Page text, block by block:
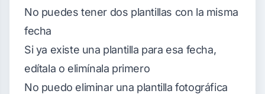
No puedes tener dos plantillas con la misma
fecha
Si ya existe una plantilla para esa fecha,
edítala o elimínala primero
No puedo eliminar una plantilla fotográfica